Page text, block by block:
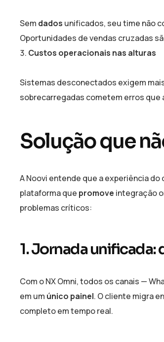
Sem dados unificados, seu time não
Oportunidades de vendas cruzadas
Custos operacionais nas alturas
Sistemas desconectados exigem
sobrecarregadas cometem erros que
Solução que
A Noovi entende que a experiência
plataforma que promove integração
problemas críticos:
1. Jornada
Com o NX Omni, todos os canais —
em um único painel. O cliente migra
completo em tempo real.